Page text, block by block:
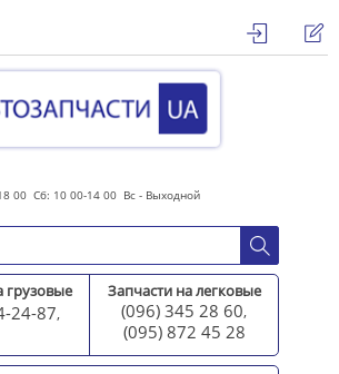
00 Сб: 10 00-14 00 Вс - Выходной
грузовые
24-87,
Запчасти на легковые
(096) 345 28 60,
(095) 872 45 28